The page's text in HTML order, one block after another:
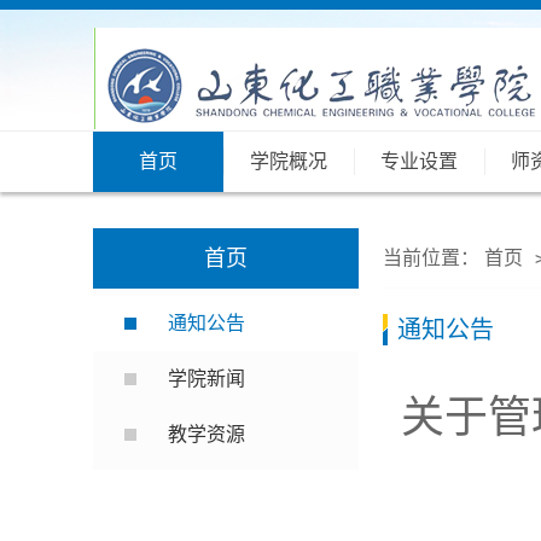
首页 学院概况 专业设置 师
首页
通知公告
学院新闻
教学资源
当前位置： 首页
通知公告
关于管